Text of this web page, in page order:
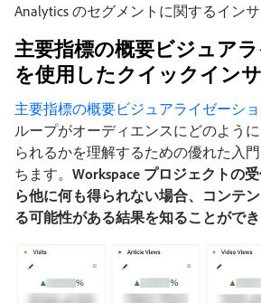
Analytics のセグメントに関するインサ
主要指標の概要ビジュア
を使用したクイックイン
主要指標の概要ビジュアライゼーシ
ループがオーディエンスにどのよう
られるかを理解するための優れた入
ちます。 Workspace プロジェクトの
ら他に何も得られない場合、コンテ
る可能性がある結果を知ることがで